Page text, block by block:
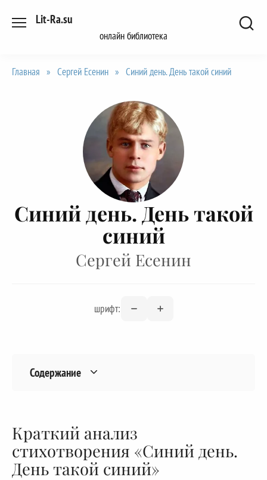
Lit-Ra.su
онлайн библиотека
Главная » Сергей Есенин » Синий день. День такой синий
Синий день. День такой
синий
Сергей Есенин
шрифт:
Содержание
Краткий анализ
стихотворения «Синий день.
День такой синий»